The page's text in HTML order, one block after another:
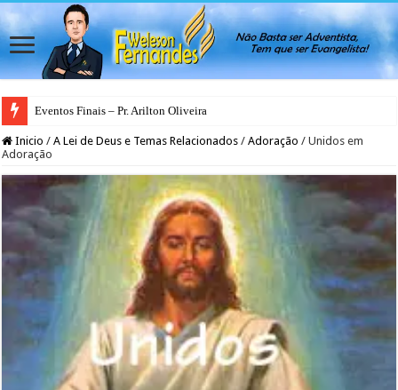
Eventos Finais – Pr. Arilton Oliveira
Inicio / A Lei de Deus e Temas Relacionados / Adoração / Unidos em
Adoração